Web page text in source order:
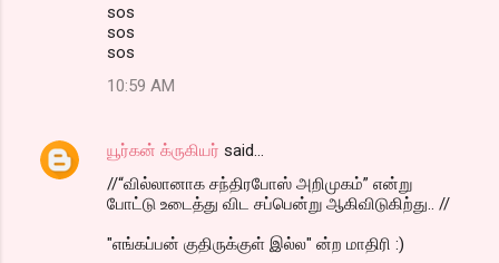
sos
sos
sos
10:59 AM
யூர்கன் க்ருகியர் said…
//“வில்லானாக சந்திரபோஸ் அறிமுகம்” என்று
போட்டு உடைத்து விட சப்பென்று ஆகிவிடுகிற்து.. //
"எங்கப்பன் குதிருக்குள் இல்ல" ன்ற மாதிரி :)